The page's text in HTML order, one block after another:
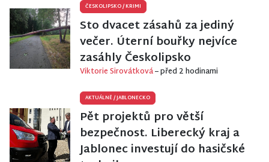
ČESKOLIPSKO/KRIMI
Sto dvacet zásahů za jediný
večer. Úterní bouřky nejvíce
zasáhly Českolipsko
Viktorie Sirovátková– před 2 hodinami
AKTUÁLNĚ/JABLONECKO
Pět projektů pro větší
bezpečnost. Liberecký kraj a
Jablonec investují do hasičské